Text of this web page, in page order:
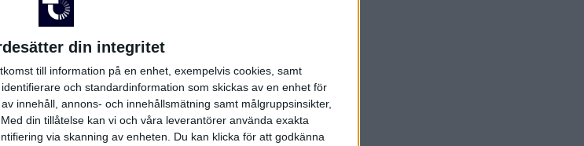
din integritet
till information på en enhet, exempelvis cookies, samt
och standardinformation som skickas av en enhet för
innehåll, annons- och innehållsmätning samt målgruppsinsikter,
Med din tillåtelse kan vi och våra leverantörer använda exakta
via skanning av enheten. Du kan klicka för att godkänna
A. Bastoni
(ut.P. Sucic) 88 min
L. Martinez
(ut.M. Thuram) 88 min